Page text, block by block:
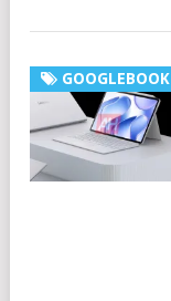
GOOGLEBOOK